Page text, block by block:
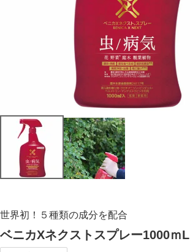
世界初！５種類の成分を配合
ベニカXネクストスプレー1000ｍL